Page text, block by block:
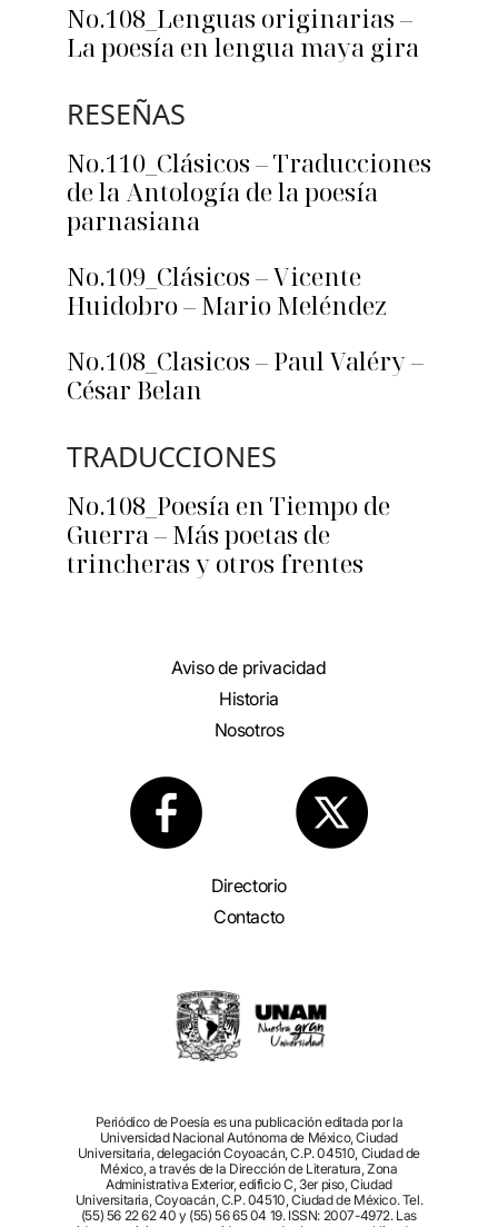
No.108_Lenguas originarias –
La poesía en lengua maya gira
RESEÑAS
No.110_Clásicos – Traducciones
de la Antología de la poesía
parnasiana
No.109_Clásicos – Vicente
Huidobro – Mario Meléndez
No.108_Clasicos – Paul Valéry –
César Belan
TRADUCCIONES
No.108_Poesía en Tiempo de
Guerra – Más poetas de
trincheras y otros frentes
Aviso de privacidad
Historia
Nosotros
Directorio
Contacto
Periódico de Poesía es una publicación editada por la
Universidad Nacional Autónoma de México, Ciudad
Universitaria, delegación Coyoacán, C.P. 04510, Ciudad de
México, a través de la Dirección de Literatura, Zona
Administrativa Exterior, edificio C, 3er piso, Ciudad
Universitaria, Coyoacán, C.P. 04510, Ciudad de México. Tel.
(55) 56 22 62 40 y (55) 56 65 04 19. ISSN: 2007-4972. Las